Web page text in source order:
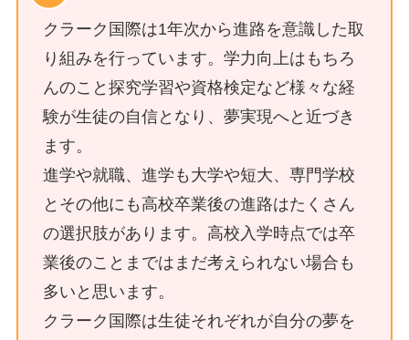
クラーク国際は1年次から進路を意識した取
り組みを行っています。学力向上はもちろ
んのこと探究学習や資格検定など様々な経
験が生徒の自信となり、夢実現へと近づき
ます。
進学や就職、進学も大学や短大、専門学校
とその他にも高校卒業後の進路はたくさん
の選択肢があります。高校入学時点では卒
業後のことまではまだ考えられない場合も
多いと思います。
クラーク国際は生徒それぞれが自分の夢を